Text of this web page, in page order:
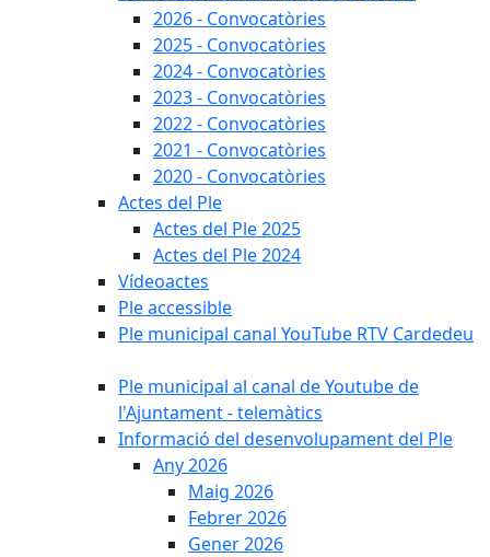
2026 - Convocatòries
2025 - Convocatòries
2024 - Convocatòries
2023 - Convocatòries
2022 - Convocatòries
2021 - Convocatòries
2020 - Convocatòries
Actes del Ple
Actes del Ple 2025
Actes del Ple 2024
Vídeoactes
Ple accessible
Ple municipal canal YouTube RTV Cardedeu
Ple municipal al canal de Youtube de
l'Ajuntament - telemàtics
Informació del desenvolupament del Ple
Any 2026
Maig 2026
Febrer 2026
Gener 2026